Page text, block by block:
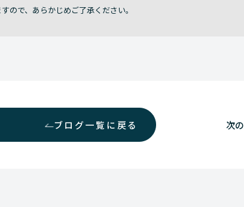
ので、あらかじめご了承ください。
ブログ一覧に戻る 次の